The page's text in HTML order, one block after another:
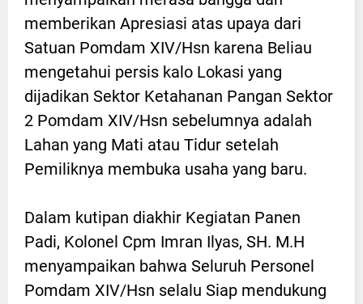
memberikan Apresiasi atas upaya dari
Satuan Pomdam XIV/Hsn karena Beliau
mengetahui persis kalo Lokasi yang
dijadikan Sektor Ketahanan Pangan Sektor
2 Pomdam XIV/Hsn sebelumnya adalah
Lahan yang Mati atau Tidur setelah
Pemiliknya membuka usaha yang baru.
Dalam kutipan diakhir Kegiatan Panen
Padi, Kolonel Cpm Imran Ilyas, SH. M.H
menyampaikan bahwa Seluruh Personel
Pomdam XIV/Hsn selalu Siap mendukung